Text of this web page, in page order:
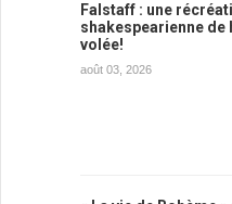
Falstaff : une
shakespearienne de
volée!
août 03, 2026